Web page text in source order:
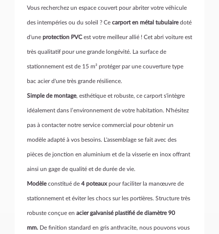
Vous recherchez un espace couvert pour abriter votre véhicule
des intempéries ou du soleil ? Ce carport en métal tubulairedoté
d'une protection PVCest votre meilleur allié ! Cet abri voiture est
très qualitatif pour une grande longévité. La surface de
stationnement est de 15 m² protéger par une couverture type
bac acier d'une très grande résilience.
Simple de montage, esthétique et robuste, ce carport s'intègre
idéalement dans l’environnement de votre habitation. N'hésitez
pas à contacter notre service commercial pour obtenir un
modèle adapté à vos besoins. L'assemblage se fait avec des
pièces de jonction en aluminium et de la visserie en inox offrant
ainsi un gage de qualité et de durée de vie.
Modèleconstitué de 4 poteauxpour faciliter la manœuvre de
stationnement et éviter les chocs sur les portières. Structure très
robuste conçue en acier galvanisé plastifié de diamètre 90
mm. De finition standard en gris anthracite, nous pouvons vous